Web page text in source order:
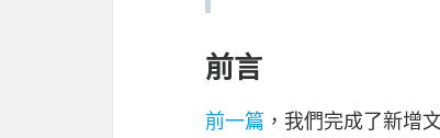
前言
前一篇 ，我們完成了新增